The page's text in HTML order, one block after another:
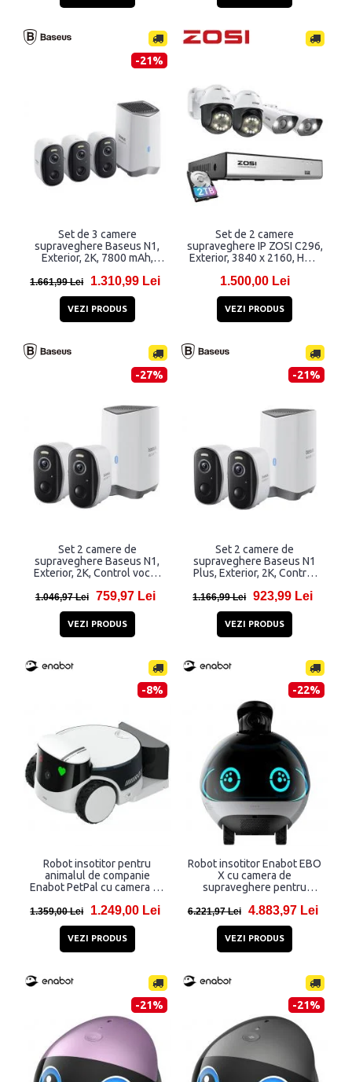
-21%
Set de 3 camere
supraveghere Baseus N1,
Exterior, 2K, 7800 mAh,
1.661,99 Lei 1.310,99 Lei
VEZI PRODUS
Set de 2 camere
supraveghere IP ZOSI C296,
Exterior, 3840 x 2160, HDD
WiFi, Alb
1.500,00 Lei
VEZI PRODUS
-27%
Set 2 camere de
supraveghere Baseus N1,
Exterior, 2K, Control vocal,
1.046,97 Lei 759,97 Lei
VEZI PRODUS
-21%
Set 2 camere de
supraveghere Baseus N1
Plus, Exterior, 2K, Control
1.166,99 Lei 923,99 Lei
VEZI PRODUS
-8%
Robot insotitor pentru
animalul de companie
Enabot PetPal cu camera de
hrana, 2.5K, 2880 x 1620,
3500 mAh, Aplicatie
dedicata, Alb
1.359,00 Lei 1.249,00 Lei
VEZI PRODUS
-22%
Robot insotitor Enabot EBO
X cu camera de
supraveghere pentru
Aplicatie dedicata,
Negru/Alb
6.221,97 Lei 4.883,97 Lei
VEZI PRODUS
-21% -21%